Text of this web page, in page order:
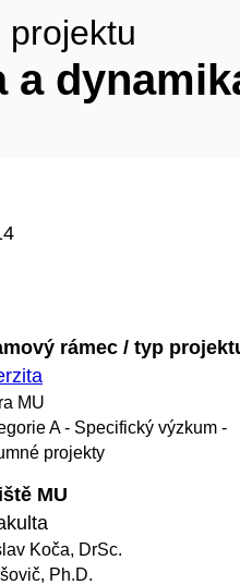
projektu
a
rámec / typ
MU
A - Specifický výzkum -
projekty
MU
Koča, DrSc.
Ph.D.